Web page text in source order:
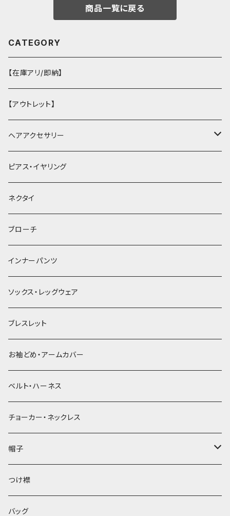
商品一覧に戻る
CATEGORY
【在庫アリ/即納】
【アウトレット】
ヘアアクセサリー
ヘアクリップ
ヘッドドレス・カチューシャ
ヘアゴム
簪
ピアス・イヤリング
ネクタイ
ブローチ
インナーパンツ
ソックス・レッグウェア
ブレスレット
お袖どめ・アームカバー
ベルト・ハーネス
チョーカー・ネックレス
帽子
ベレー帽
つけ襟
バッグ